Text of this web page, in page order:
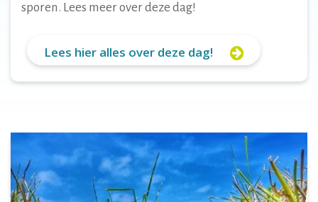
sporen. Lees meer over deze dag!
Lees hier alles over deze dag!